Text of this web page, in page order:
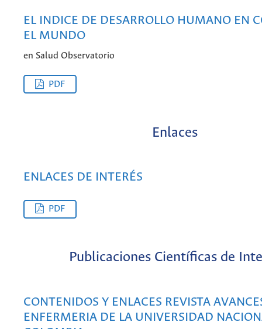
EL INDICE DE DESARROLLO HUMANO EN
EL MUNDO
en Salud Observatorio
PDF
Enlaces
ENLACES DE INTERÉS
PDF
Publicaciones Científicas de
CONTENIDOS Y ENLACES REVISTA
ENFERMERIA DE LA UNIVERSIDAD